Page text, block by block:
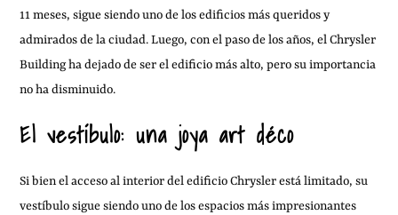
11 meses, sigue siendo uno de los edificios más queridos y
admirados de la ciudad. Luego, con el paso de los años, el Chrysler
Building ha dejado de ser el edificio más alto, pero su importancia
no ha disminuido.
El vestíbulo: una joya art déco
Si bien el acceso al interior del edificio Chrysler está limitado, su
vestíbulo sigue siendo uno de los espacios más impresionantes